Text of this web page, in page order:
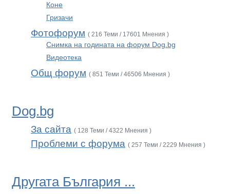
Коне
Гризачи
Фотофорум ( 216 Теми / 17601 Мнения )
Снимка на годината на форум Dog.bg
Видеотека
Общ форум ( 851 Теми / 46506 Мнения )
Dog.bg
За сайта ( 128 Теми / 4322 Мнения )
Проблеми с форума ( 257 Теми / 2229 Мнения )
Другата България ...